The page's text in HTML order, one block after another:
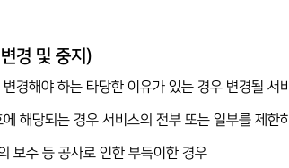
경 및 중지)
경해야 하는 타당한 이유가 있는 경우 변경될
해당되는 경우 서비스의 전부 또는 일부를 제
보수 등 공사로 인한 부득이한 경우